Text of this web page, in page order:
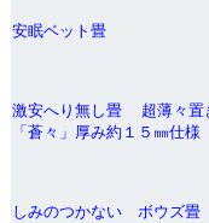
安眠ベット畳
激安へり無し畳 超薄々置
「蒼々」厚み約１５㎜仕様
しみのつかない ボウズ畳